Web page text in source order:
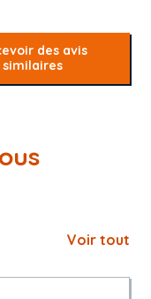
des avis
similaires
Voir tout